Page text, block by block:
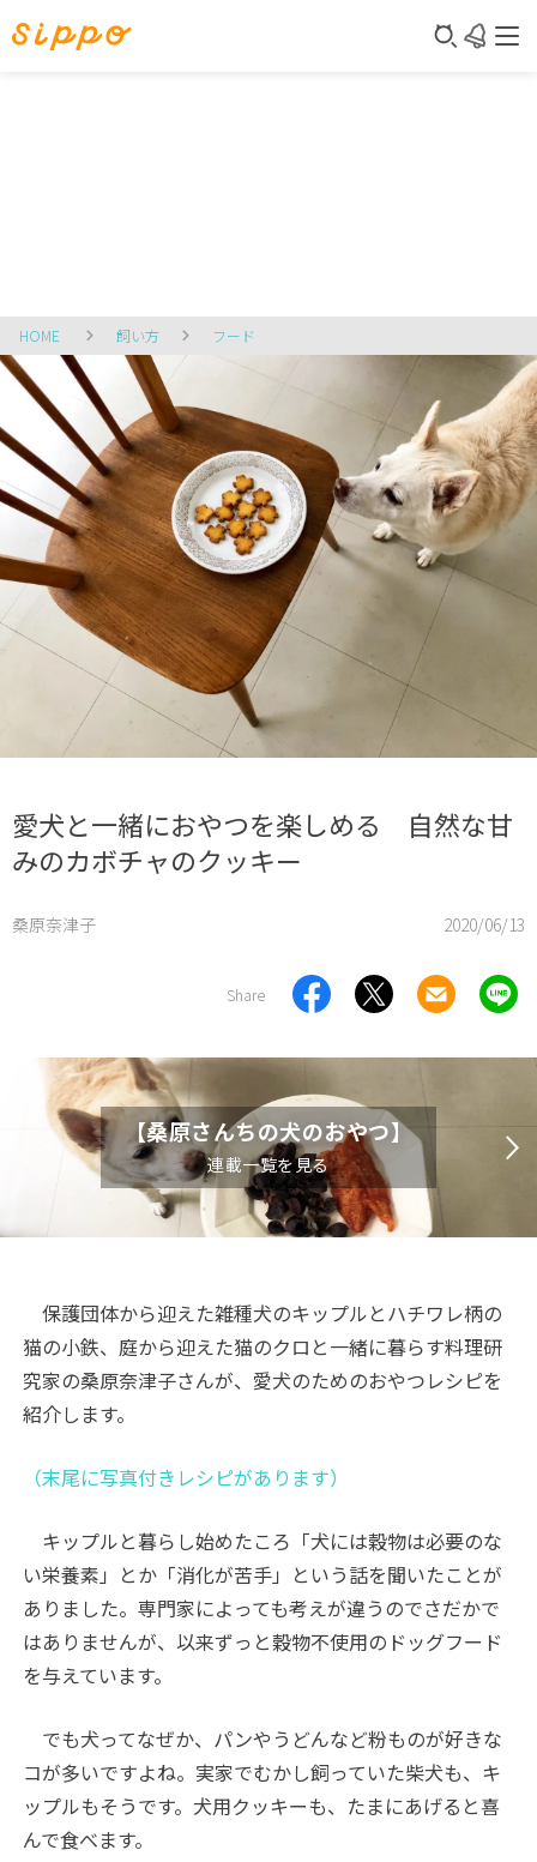
HOME 飼い方 フード
愛犬と一緒におやつを楽しめる 自然な甘
みのカボチャのクッキー
桑原奈津子 2020/06/13
Share
【桑原さんちの犬のおやつ】
連載一覧を見る
保護団体から迎えた雑種犬のキップルとハチワレ柄の
猫の小鉄、庭から迎えた猫のクロと一緒に暮らす料理研
究家の桑原奈津子さんが、愛犬のためのおやつレシピを
紹介します。
（末尾に写真付きレシピがあります）
キップルと暮らし始めたころ「犬には穀物は必要のな
い栄養素」とか「消化が苦手」という話を聞いたことが
ありました。専門家によっても考えが違うのでさだかで
はありませんが、以来ずっと穀物不使用のドッグフード
を与えています。
でも犬ってなぜか、パンやうどんなど粉ものが好きな
コが多いですよね。実家でむかし飼っていた柴犬も、キ
ップルもそうです。犬用クッキーも、たまにあげると喜
んで食べます。